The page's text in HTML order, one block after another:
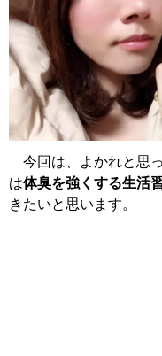
今回は、よかれと思
は体臭を強くする生活
きたいと思います。